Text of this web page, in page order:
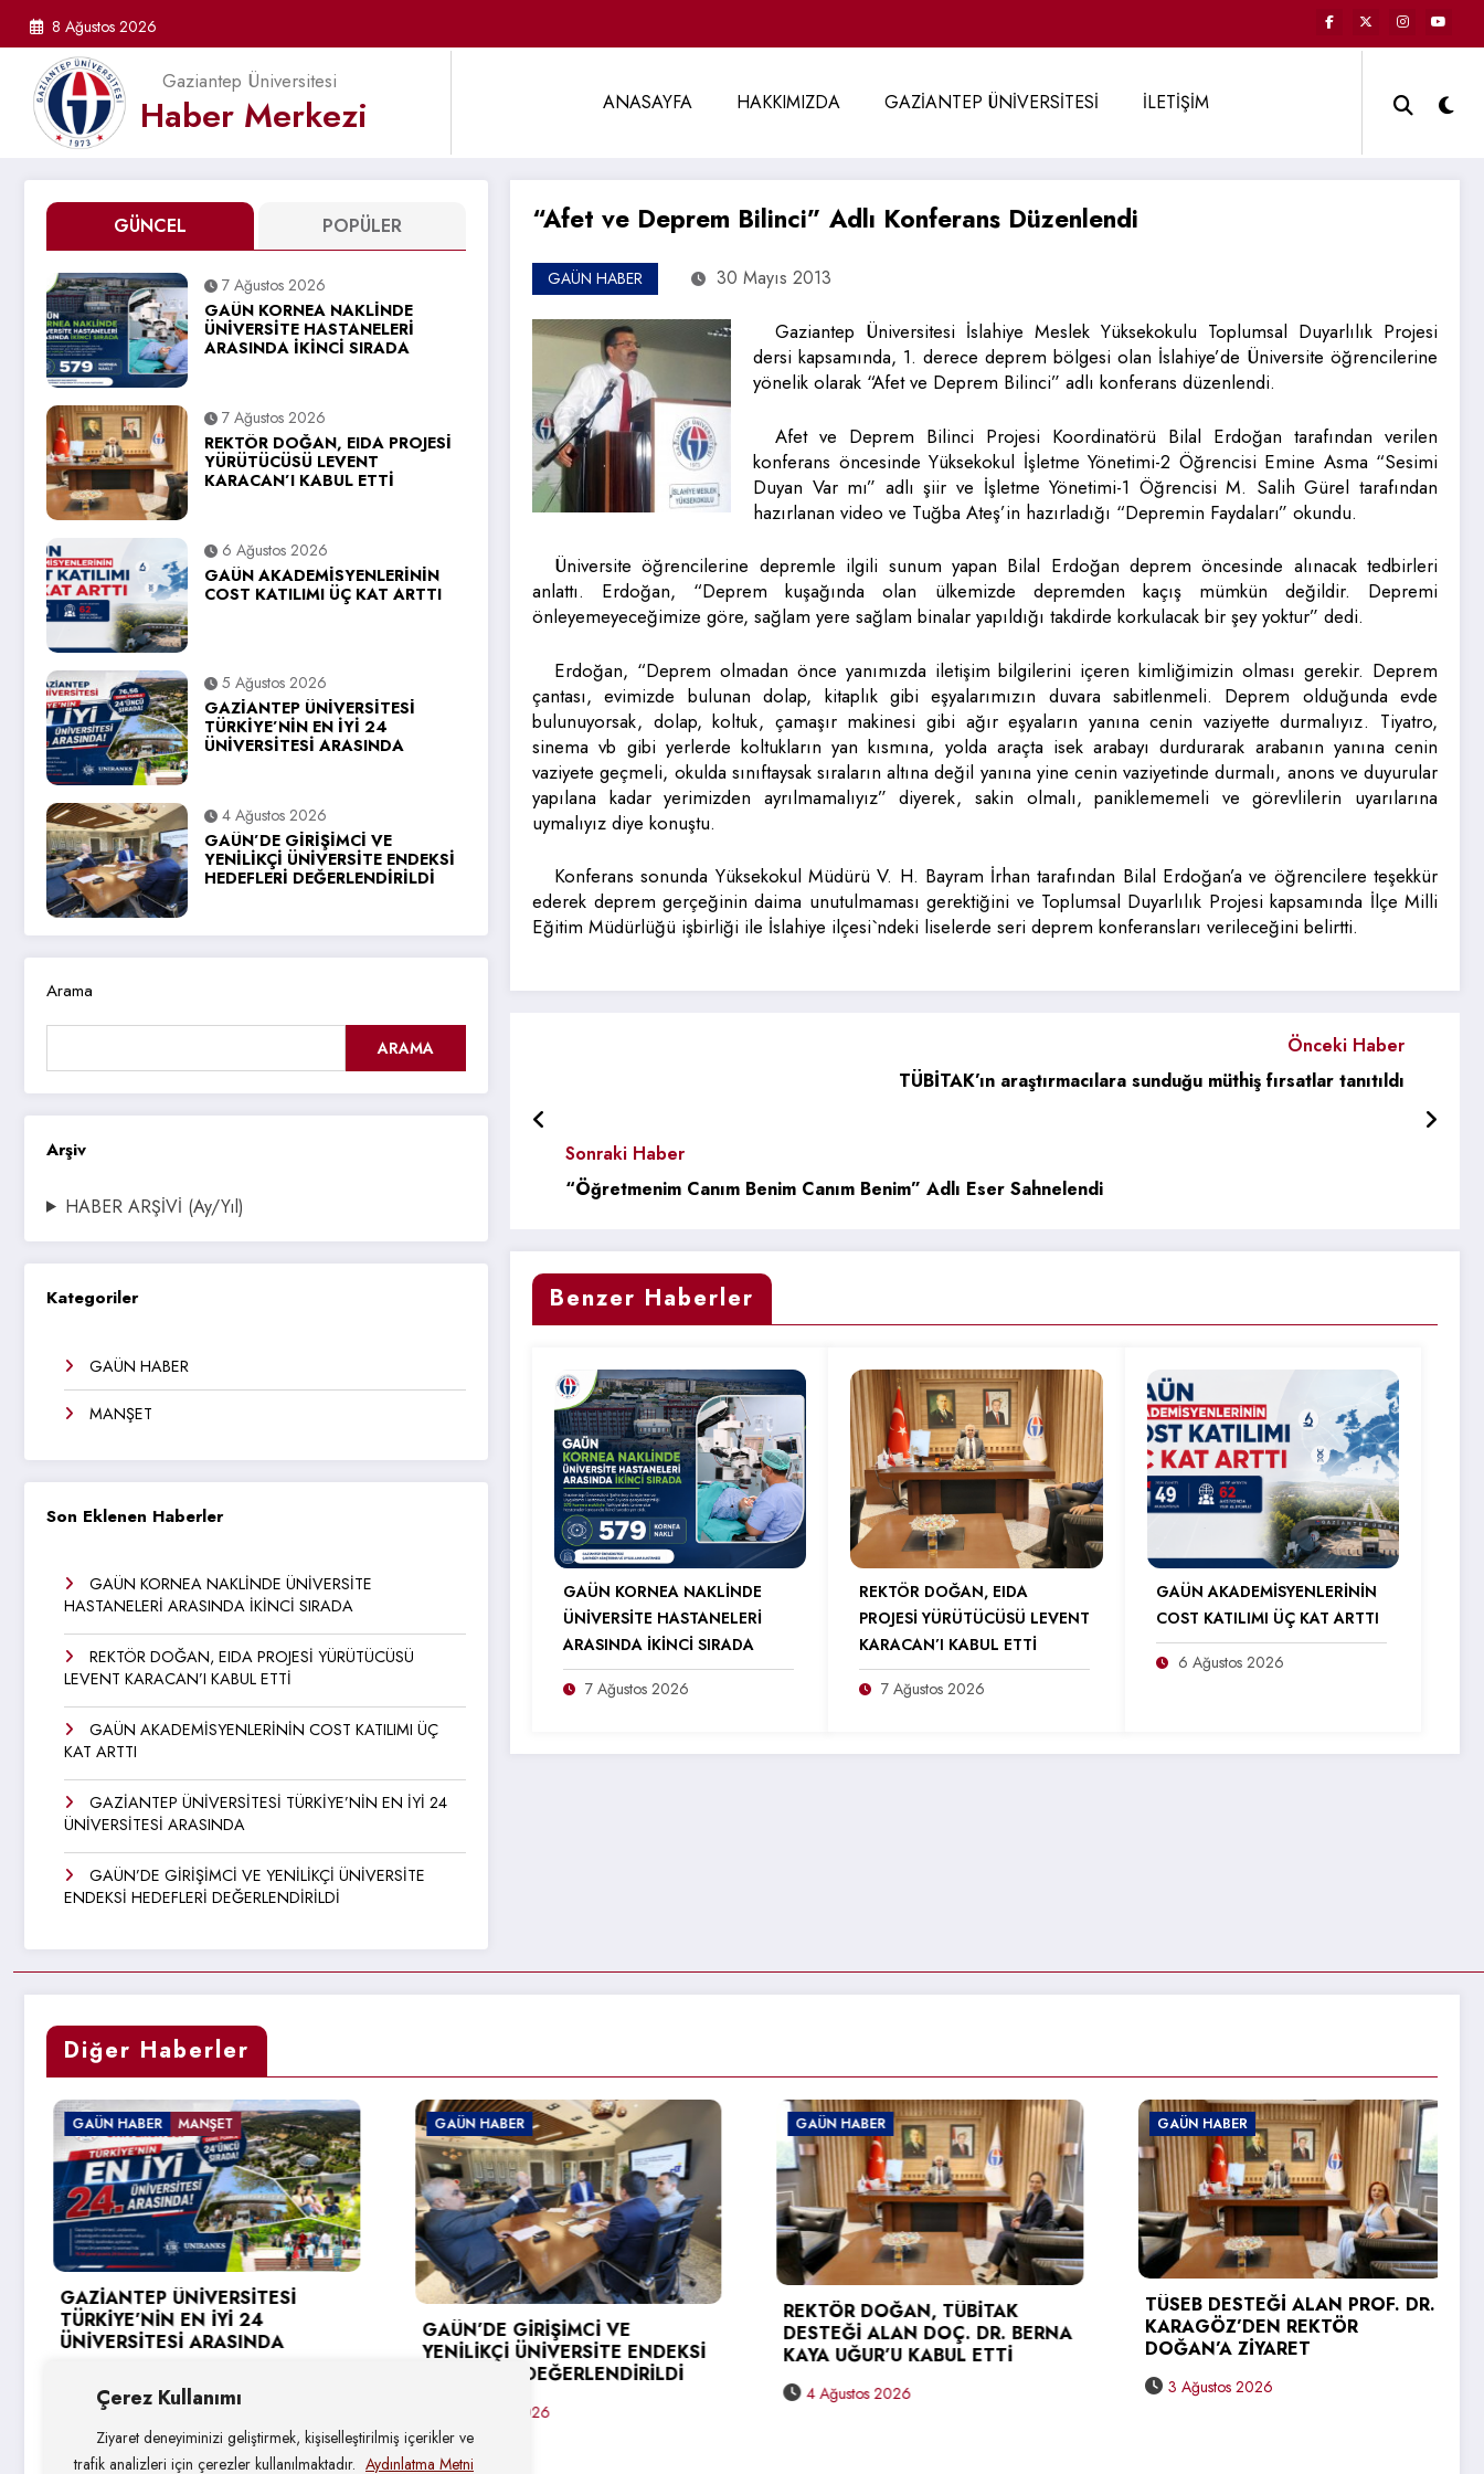
Çerez Kullanımı
Ziyaret deneyiminizi geliştirmek, kişiselleştirilmiş içerikler ve
trafik analizleri için çerezler kullanılmaktadır. Aydınlatma Metni
8 Ağustos 2026
Gaziantep Üniversitesi
Haber Merkezi ANASAYFA HAKKIMIZDA GAZİANTEP ÜNİVERSİTESİ İLETİŞİM
GÜNCEL POPÜLER
7 Ağustos 2026
GAÜN KORNEA NAKLİNDE
ÜNİVERSİTE HASTANELERİ
ARASINDA İKİNCİ SIRADA
7 Ağustos 2026
REKTÖR DOĞAN, EIDA PROJESİ
YÜRÜTÜCÜSÜ LEVENT
KARACAN’I KABUL ETTİ
6 Ağustos 2026
GAÜN AKADEMİSYENLERİNİN
COST KATILIMI ÜÇ KAT ARTTI
5 Ağustos 2026
GAZİANTEP ÜNİVERSİTESİ
TÜRKİYE’NİN EN İYİ 24
ÜNİVERSİTESİ ARASINDA
4 Ağustos 2026
GAÜN’DE GİRİŞİMCİ VE
YENİLİKÇİ ÜNİVERSİTE ENDEKSİ
HEDEFLERİ DEĞERLENDİRİLDİ
Arama
ARAMA
Arşiv
HABER ARŞİVİ (Ay/Yıl)
Kategoriler
GAÜN HABER
MANŞET
Son Eklenen Haberler
GAÜN KORNEA NAKLİNDE ÜNİVERSİTE
HASTANELERİ ARASINDA İKİNCİ SIRADA
REKTÖR DOĞAN, EIDA PROJESİ YÜRÜTÜCÜSÜ
LEVENT KARACAN’I KABUL ETTİ
GAÜN AKADEMİSYENLERİNİN COST KATILIMI ÜÇ
KAT ARTTI
GAZİANTEP ÜNİVERSİTESİ TÜRKİYE’NİN EN İYİ 24
ÜNİVERSİTESİ ARASINDA
GAÜN’DE GİRİŞİMCİ VE YENİLİKÇİ ÜNİVERSİTE
ENDEKSİ HEDEFLERİ DEĞERLENDİRİLDİ
“Afet ve Deprem Bilinci” Adlı Konferans Düzenlendi
GAÜN HABER 30 Mayıs 2013
Gaziantep Üniversitesi İslahiye Meslek Yüksekokulu Toplumsal Duyarlılık Projesi
dersi kapsamında, 1. derece deprem bölgesi olan İslahiye’de Üniversite öğrencilerine
yönelik olarak “Afet ve Deprem Bilinci” adlı konferans düzenlendi.
Afet ve Deprem Bilinci Projesi Koordinatörü Bilal Erdoğan tarafından verilen
konferans öncesinde Yüksekokul İşletme Yönetimi-2 Öğrencisi Emine Asma “Sesimi
Duyan Var mı” adlı şiir ve İşletme Yönetimi-1 Öğrencisi M. Salih Gürel tarafından
hazırlanan video ve Tuğba Ateş’in hazırladığı “Depremin Faydaları” okundu.
Üniversite öğrencilerine depremle ilgili sunum yapan Bilal Erdoğan deprem öncesinde alınacak tedbirleri
anlattı. Erdoğan, “Deprem kuşağında olan ülkemizde depremden kaçış mümkün değildir. Depremi
önleyemeyeceğimize göre, sağlam yere sağlam binalar yapıldığı takdirde korkulacak bir şey yoktur” dedi.
Erdoğan, “Deprem olmadan önce yanımızda iletişim bilgilerini içeren kimliğimizin olması gerekir. Deprem
çantası, evimizde bulunan dolap, kitaplık gibi eşyalarımızın duvara sabitlenmeli. Deprem olduğunda evde
bulunuyorsak, dolap, koltuk, çamaşır makinesi gibi ağır eşyaların yanına cenin vaziyette durmalıyız. Tiyatro,
sinema vb gibi yerlerde koltukların yan kısmına, yolda araçta isek arabayı durdurarak arabanın yanına cenin
vaziyete geçmeli, okulda sınıftaysak sıraların altına değil yanına yine cenin vaziyetinde durmalı, anons ve duyurular
yapılana kadar yerimizden ayrılmamalıyız” diyerek, sakin olmalı, paniklememeli ve görevlilerin uyarılarına
uymalıyız diye konuştu.
Konferans sonunda Yüksekokul Müdürü V. H. Bayram İrhan tarafından Bilal Erdoğan’a ve öğrencilere teşekkür
ederek deprem gerçeğinin daima unutulmaması gerektiğini ve Toplumsal Duyarlılık Projesi kapsamında İlçe Milli
Eğitim Müdürlüğü işbirliği ile İslahiye ilçesi`ndeki liselerde seri deprem konferansları verileceğini belirtti.
Önceki Haber
TÜBİTAK’ın araştırmacılara sunduğu müthiş fırsatlar tanıtıldı
Sonraki Haber
“Öğretmenim Canım Benim Canım Benim” Adlı Eser Sahnelendi
Benzer Haberler
GAÜN KORNEA NAKLİNDE
ÜNİVERSİTE HASTANELERİ
ARASINDA İKİNCİ SIRADA
7 Ağustos 2026
REKTÖR DOĞAN, EIDA
PROJESİ YÜRÜTÜCÜSÜ LEVENT
KARACAN’I KABUL ETTİ
7 Ağustos 2026
GAÜN AKADEMİSYENLERİNİN
COST KATILIMI ÜÇ KAT ARTTI
6 Ağustos 2026
Diğer Haberler
MANŞET
ÜNİVERSİTESİ
EN İYİ 24
ARASINDA
GAÜN HABER
GAÜN’DE GİRİŞİMCİ VE
YENİLİKÇİ ÜNİVERSİTE ENDEKSİ
HEDEFLERİ DEĞERLENDİRİLDİ
REKTÖR DOĞAN, TÜBİTAK
DESTEĞİ ALAN DOÇ. DR. BERNA
KAYA UĞUR’U KABUL ETTİ
4 Ağustos 2026
GAÜN HABER
TÜSEB DESTEĞİ ALAN PROF. DR.
KARAGÖZ’DEN REKTÖR
DOĞAN’A ZİYARET
3 Ağustos 2026
GAÜN